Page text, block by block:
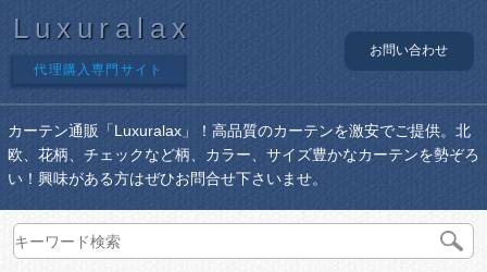
Luxuralax
代理購入専門サイト
お問い合わせ
カーテン通販「Luxuralax」！高品質のカーテンを激安でご提供。北
欧、花柄、チェックなど柄、カラー、サイズ豊かなカーテンを勢ぞろ
い！興味がある方はぜひお問合せ下さいませ。